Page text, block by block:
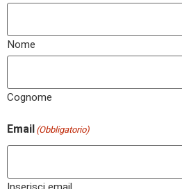
Nome
Cognome
Email(Obbligatorio)